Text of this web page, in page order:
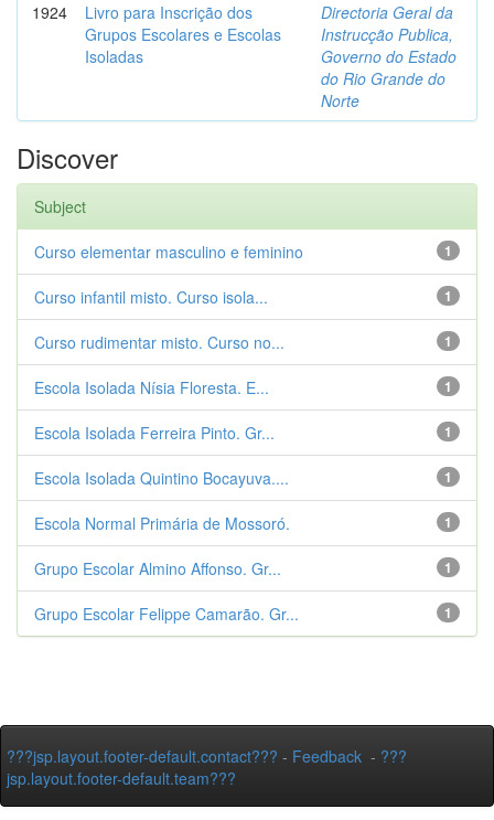
1924
Livro para Inscrição dos
Grupos Escolares e Escolas
Isoladas
Directoria Geral da
Instrucção Publica,
Governo do Estado
do Rio Grande do
Norte
Discover
Subject
1
Curso elementar masculino e feminino
1
Curso infantil misto. Curso isola...
1
Curso rudimentar misto. Curso no...
1
Escola Isolada Nísia Floresta. E...
1
Escola Isolada Ferreira Pinto. Gr...
1
Escola Isolada Quintino Bocayuva....
1
Escola Normal Primária de Mossoró.
1
Grupo Escolar Almino Affonso. Gr...
1
Grupo Escolar Felippe Camarão. Gr...
???jsp.layout.footer-default.contact??? - Feedback - ???
jsp.layout.footer-default.team???